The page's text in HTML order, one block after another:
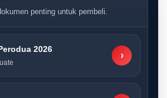
penting untuk pembeli.
2026
›